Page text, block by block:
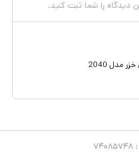
دیدگاه را شما ثبت کنید.
مدل 2040
۷۴۰۸۵۷۴۸